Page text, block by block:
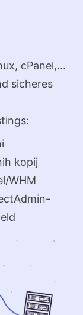
cPanel,...
sicheres
kopij
WHM